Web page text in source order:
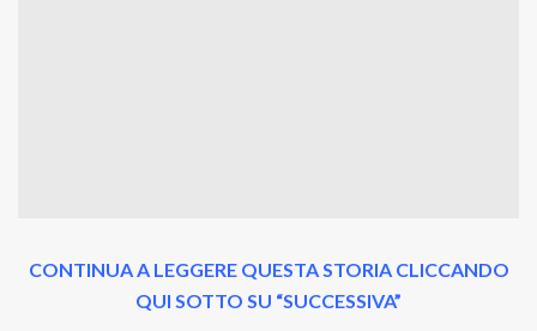
CONTINUA A LEGGERE QUESTA STORIA CLICCANDO
QUI SOTTO SU “SUCCESSIVA”